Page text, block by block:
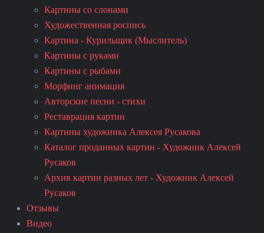
Картины со слонами
Художественная роспись
Картина - Курильщик (Мыслитель)
Картины с руками
Картины с рыбами
Морфинг анимация
Авторские песни - стихи
Реставрация картин
Картины художника Алексея Русакова
Каталог проданных картин - Художник Алексей
Русаков
Архив картин разных лет - Художник Алексей
Русаков
Отзывы
Видео